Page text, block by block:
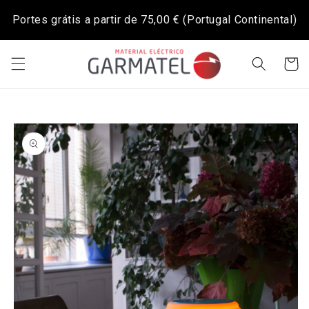
Portes grátis a partir de 75,00 € (Portugal Continental)
para o
conteúdo
a
informação
do produto